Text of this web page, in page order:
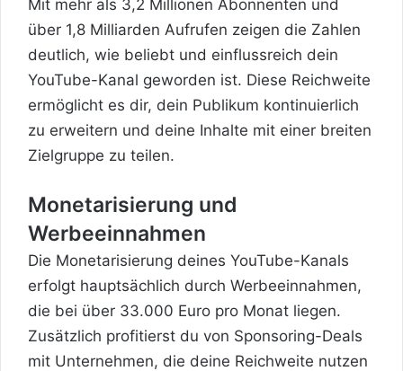
Mit mehr als 3,2 Millionen Abonnenten und
über 1,8 Milliarden Aufrufen zeigen die Zahlen
deutlich, wie beliebt und einflussreich dein
YouTube-Kanal geworden ist. Diese Reichweite
ermöglicht es dir, dein Publikum kontinuierlich
zu erweitern und deine Inhalte mit einer breiten
Zielgruppe zu teilen.
Monetarisierung und
Werbeeinnahmen
Die Monetarisierung deines YouTube-Kanals
erfolgt hauptsächlich durch Werbeeinnahmen,
die bei über 33.000 Euro pro Monat liegen.
Zusätzlich profitierst du von Sponsoring-Deals
mit Unternehmen, die deine Reichweite nutzen